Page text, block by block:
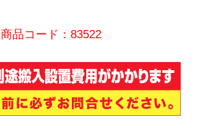
商品コード：83522